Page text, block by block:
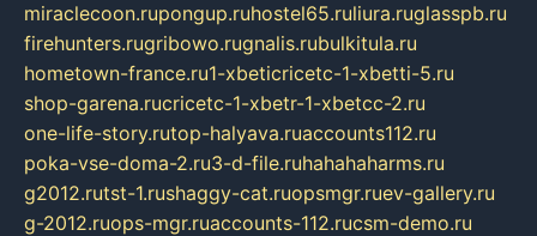
miraclecoon.rupongup.ruhostel65.ruliura.ruglasspb.ru
firehunters.rugribowo.rugnalis.rubulkitula.ru
hometown-france.ru1-xbeticricetc-1-xbetti-5.ru
shop-garena.rucricetc-1-xbetr-1-xbetcc-2.ru
one-life-story.rutop-halyava.ruaccounts112.ru
poka-vse-doma-2.ru3-d-file.ruhahahaharms.ru
g2012.rutst-1.rushaggy-cat.ruopsmgr.ruev-gallery.ru
g-2012.ruops-mgr.ruaccounts-112.rucsm-demo.ru